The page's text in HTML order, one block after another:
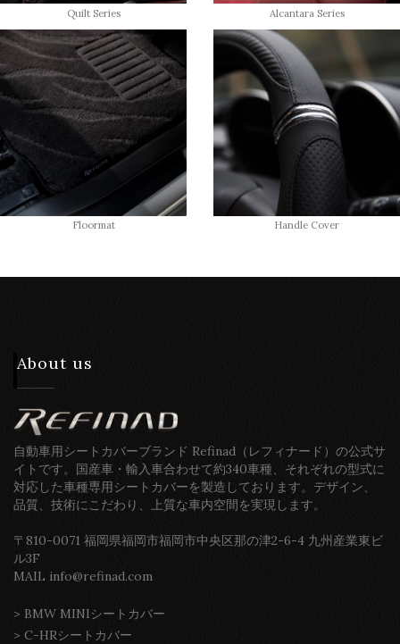
Quilt Series Alcantara Series
Floormat Handle Cover
About us
自動車用シートカバーブランド Refinad（レフィナード）の公式サ
イトです。国産車・輸入車合わせて約340車種、それぞれの型式に
対応した車種専用シートカバーを製造しております。デザイン、
品質、技術にこだわり、上質な車内空間を実現します。
〒810-0071 福岡県福岡市福岡市中央区那の津2-6-4 九州産業東ビ
ル3F
MAIL info@refinad.com
> BMW MINIシートカバー
> C-HRシートカバー